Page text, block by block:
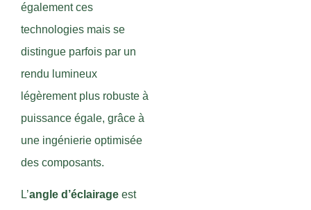
également ces
technologies mais se
distingue parfois par un
rendu lumineux
légèrement plus robuste à
puissance égale, grâce à
une ingénierie optimisée
des composants.
L’angle d’éclairage est